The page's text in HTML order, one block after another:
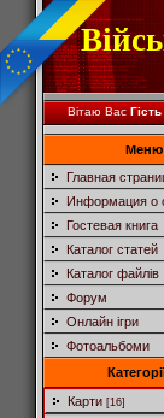
Вітаю Вас Гість
Меню
Главная
Информация о
Гостевая книга
Каталог статей
Каталог файлів
Форум
Онлайн ігри
Фотоальбоми
Карти [16]